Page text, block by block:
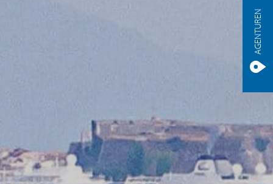
AGENTUREN